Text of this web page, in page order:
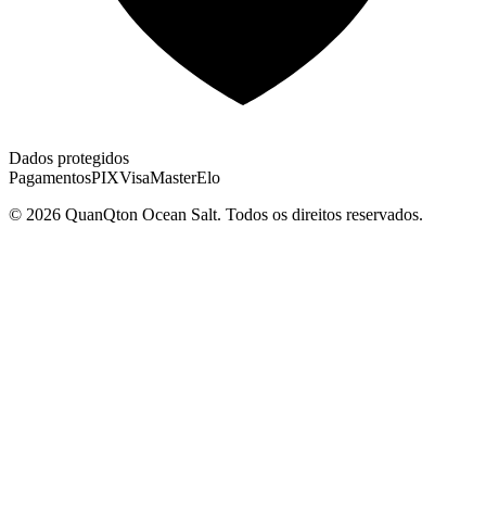
Dados protegidos
PagamentosPIXVisaMasterElo
© 2026 QuanQton Ocean Salt. Todos os direitos reservados.